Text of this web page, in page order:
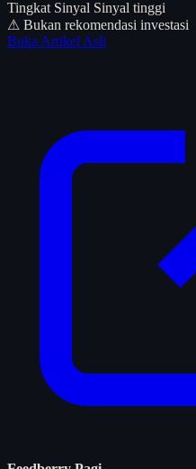
Tingkat Sinyal Sinyal tinggi
⚠ Bukan rekomendasi investasi
Buka Artikel Asli